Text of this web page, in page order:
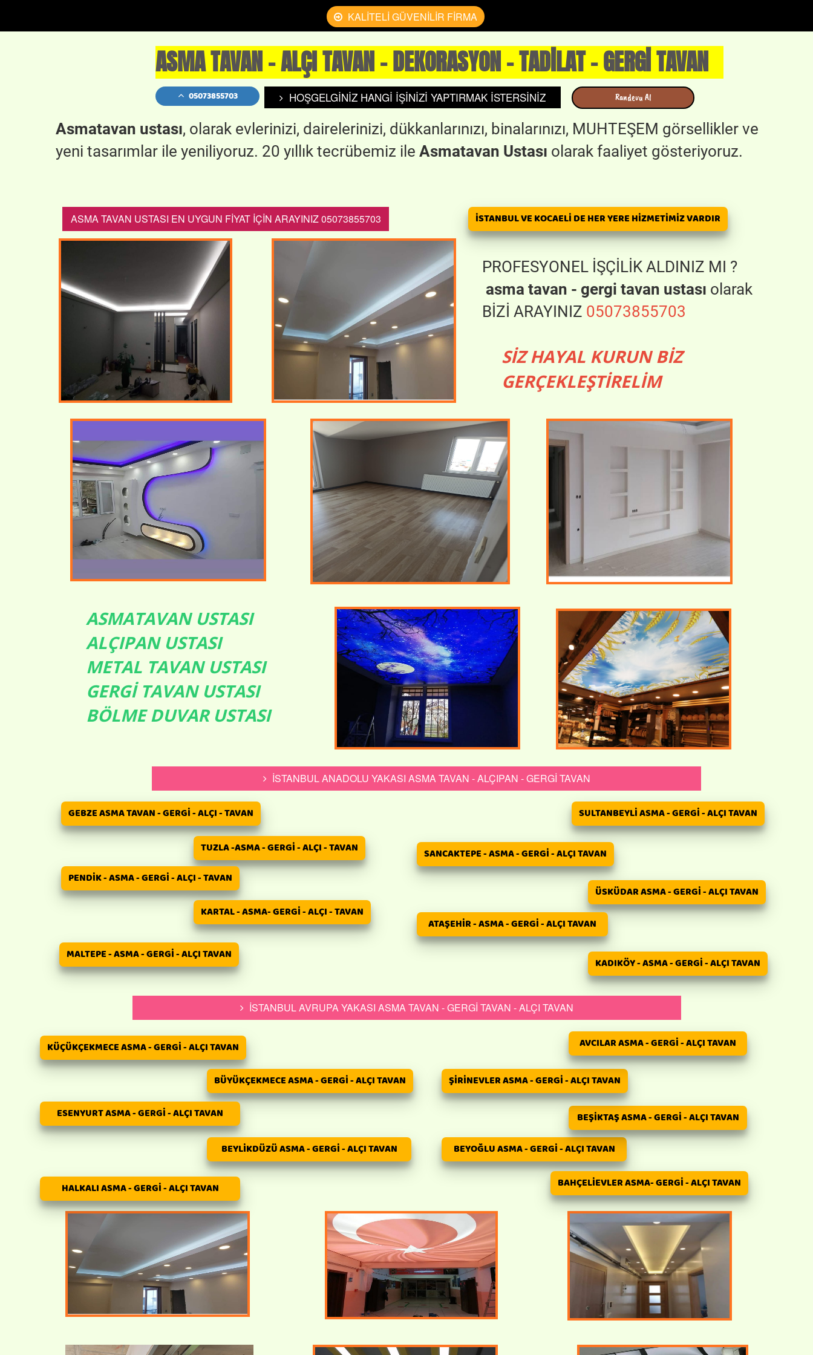
KALİTELİ GÜVENİLİR FİRMA
ASMA TAVAN - ALÇI TAVAN - DEKORASYON - TADİLAT - GERGİ TAVAN
ASMATAVAN USTASI
ALÇIPAN USTASI
METAL TAVAN USTASI
GERGİ TAVAN USTASI
BÖLME DUVAR USTASI
Asmatavan ustası, olarak evlerinizi, dairelerinizi, dükkanlarınızı, binalarınızı, MUHTEŞEM görsellikler ve
yeni tasarımlar ile yeniliyoruz. 20 yıllık tecrübemiz ile Asmatavan Ustası olarak faaliyet gösteriyoruz.
PROFESYONEL İŞÇİLİK ALDINIZ MI ?
asma tavan - gergi tavan ustası olarak
BİZİ ARAYINIZ 05073855703
SİZ HAYAL KURUN BİZ
GERÇEKLEŞTİRELİM
Randevu Al
05073855703
ASMA TAVAN USTASI EN UYGUN FİYAT İÇİN ARAYINIZ 05073855703
HOŞGELGİNİZ HANGİ İŞİNİZİ YAPTIRMAK İSTERSİNİZ
İSTANBUL VE KOCAELİ DE HER YERE HİZMETİMİZ VARDIR
İSTANBUL ANADOLU YAKASI ASMA TAVAN - ALÇIPAN - GERGİ TAVAN
GEBZE ASMA TAVAN - GERGİ - ALÇI - TAVAN
TUZLA -ASMA - GERGİ - ALÇI - TAVAN
PENDİK - ASMA - GERGİ - ALÇI - TAVAN
KARTAL - ASMA- GERGİ - ALÇI - TAVAN
MALTEPE - ASMA - GERGİ - ALÇI TAVAN
SULTANBEYLİ ASMA - GERGİ - ALÇI TAVAN
SANCAKTEPE - ASMA - GERGİ - ALÇI TAVAN
ÜSKÜDAR ASMA - GERGİ - ALÇI TAVAN
ATAŞEHİR - ASMA - GERGİ - ALÇI TAVAN
KADIKÖY - ASMA - GERGİ - ALÇI TAVAN
KÜÇÜKÇEKMECE ASMA - GERGİ - ALÇI TAVAN
BÜYÜKÇEKMECE ASMA - GERGİ - ALÇI TAVAN
ESENYURT ASMA - GERGİ - ALÇI TAVAN
BEYLİKDÜZÜ ASMA - GERGİ - ALÇI TAVAN
HALKALI ASMA - GERGİ - ALÇI TAVAN
BEYOĞLU ASMA - GERGİ - ALÇI TAVAN
BEŞİKTAŞ ASMA - GERGİ - ALÇI TAVAN
BAHÇELİEVLER ASMA- GERGİ - ALÇI TAVAN
ŞİRİNEVLER ASMA - GERGİ - ALÇI TAVAN
AVCILAR ASMA - GERGİ - ALÇI TAVAN
İSTANBUL AVRUPA YAKASI ASMA TAVAN - GERGİ TAVAN - ALÇI TAVAN